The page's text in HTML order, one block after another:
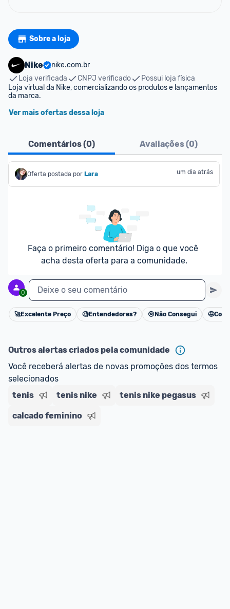
Sobre a loja
Nike
nike.com.br
Loja verificada
CNPJ verificado
Possui loja física
Loja virtual da Nike, comercializando os produtos e lançamentos
da marca.
Ver mais ofertas dessa loja
Comentários (0) Avaliações (0)
Oferta postada por Lara um dia atrás
Faça o primeiro comentário! Diga o que você
acha desta oferta para a comunidade.
0 Deixe o seu comentário
Cancelar
🚀Excelente Preço 🧐Entendedores? 😢 Não Consegui 🤩
Outros alertas criados pela comunidade
Você receberá alertas de novas promoções dos termos
selecionados
tenis
tenis nike tenis nike pegasus
calcado feminino